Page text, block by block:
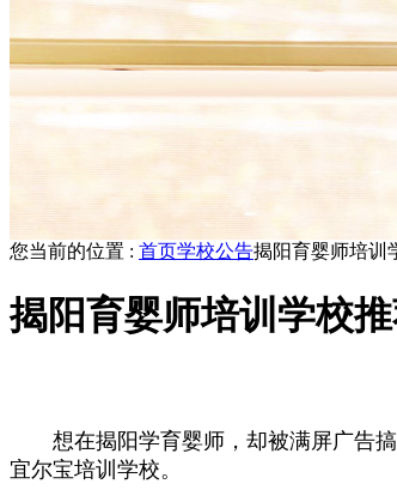
您当前的位置 : 首页学校公告揭阳育婴师培训
揭阳育婴师培训学校
想在揭阳学育婴师，却被满屏广告搞
宜尔宝培训学校。